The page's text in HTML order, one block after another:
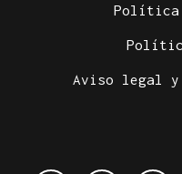
Política
Aviso legal y